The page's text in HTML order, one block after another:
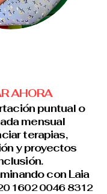
AHORA
puntual o
mensual
terapias,
y proyectos
con Laia
1602 00468312